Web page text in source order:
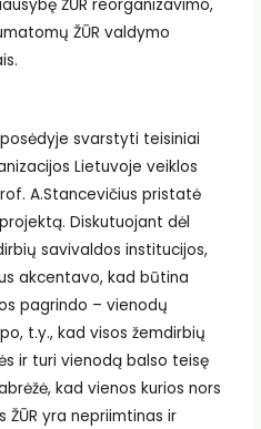
ŽŪR reorganizavimo,
ŽŪR valdymo
svarstyti teisiniai
Lietuvoje veiklos
A.Stancevičius pristatė
Diskutuojant dėl
savivaldos institucijos,
akcentavo, kad būtina
pagrindo – vienodų
t.y., kad visos žemdirbių
ir turi vienodą balso teisę
kad vienos kurios nors
yra nepriimtinas ir